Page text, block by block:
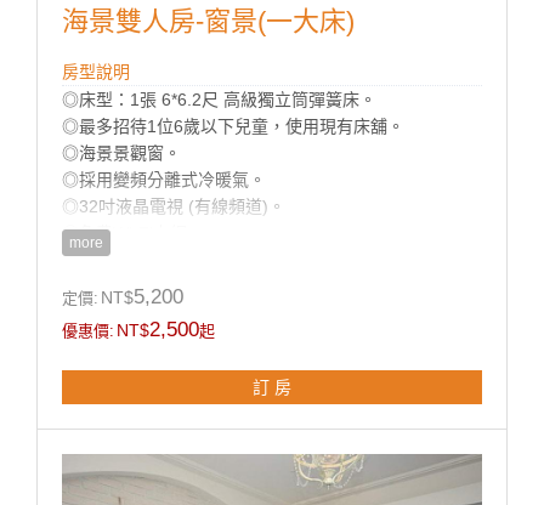
海景雙人房-窗景(一大床)
房型說明
◎床型：1張 6*6.2尺 高級獨立筒彈簧床。
◎最多招待1位6歲以下兒童，使用現有床舖。
◎海景景觀窗。
◎採用變頻分離式冷暖氣。
◎32吋液晶電視 (有線頻道)。
◎免費Wi-Fi上網。
◎乾濕分離獨立衛浴。
◎寬廣平面停車場。
包 / 咖啡包 / 礦泉水 / 舒適乾淨羽毛被品。
more
定價: NT$5,200
優惠價: NT$2,500起
訂 房